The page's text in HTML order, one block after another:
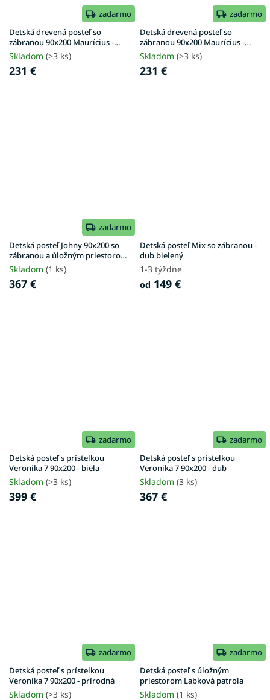
zadarmo
Detská drevená posteľ so
zábranou 90x200 Maurícius -
borovica
Skladom (>3 ks)
231 €
zadarmo
Detská drevená posteľ so
zábranou 90x200 Maurícius -
orech
Skladom (>3 ks)
231 €
zadarmo
Detská posteľ Johny 90x200 so
zábranou a úložným priestorom
- biela
Skladom (1 ks)
367 €
Detská posteľ Mix so zábranou -
dub bielený
1-3 týždne
od 149 €
zadarmo
Detská posteľ s prístelkou
Veronika 7 90x200 - biela
Skladom (>3 ks)
399 €
zadarmo
Detská posteľ s prístelkou
Veronika 7 90x200 - dub
Skladom (3 ks)
367 €
zadarmo
Detská posteľ s prístelkou
Veronika 7 90x200 - prírodná
Skladom (>3 ks)
zadarmo
Detská posteľ s úložným
priestorom Labková patrola
Skladom (1 ks)